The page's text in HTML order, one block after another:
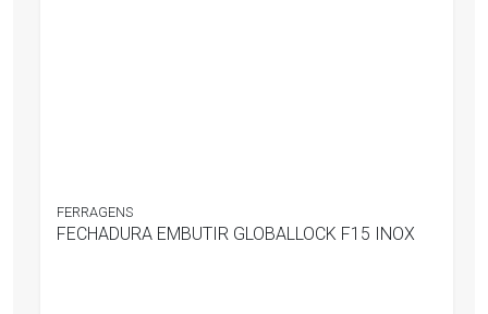
FERRAGENS
FECHADURA EMBUTIR GLOBALLOCK F15 INOX